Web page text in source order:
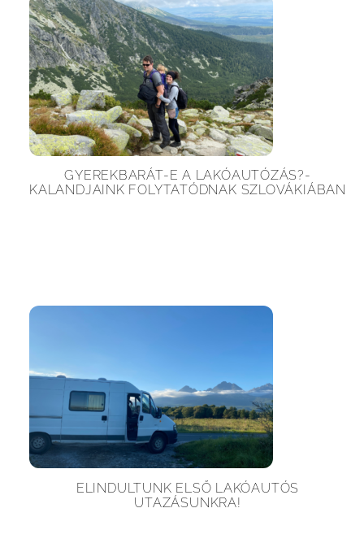
GYEREKBARÁT-E A LAKÓAUTÓZÁS?-
KALANDJAINK FOLYTATÓDNAK SZLOVÁKIÁBAN
ELINDULTUNK ELSŐ LAKÓAUTÓS
UTAZÁSUNKRA!